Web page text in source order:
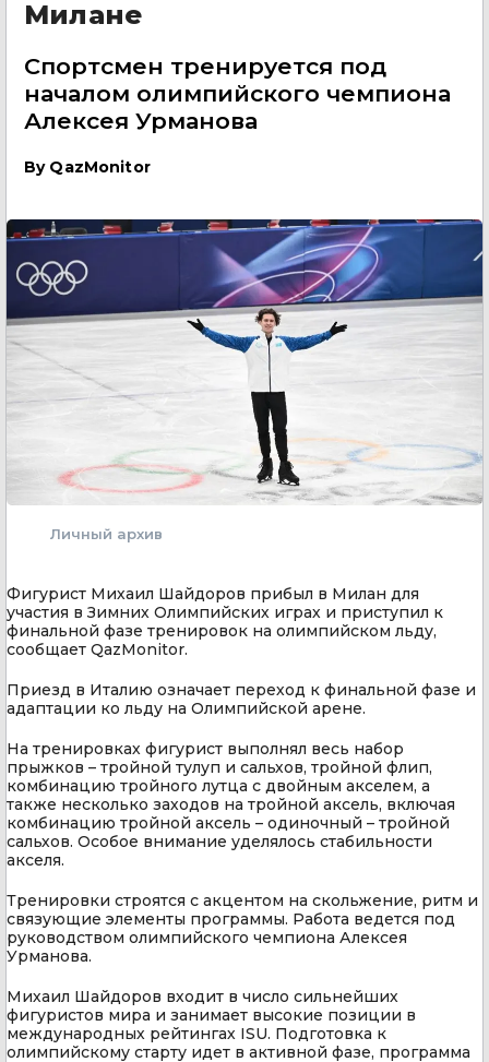
Милане
Спортсмен тренируется под
началом олимпийского чемпиона
Алексея Урманова
By QazMonitor
Личный архив
Фигурист Михаил Шайдоров прибыл в Милан для
участия в Зимних Олимпийских играх и приступил к
финальной фазе тренировок на олимпийском льду,
сообщает QazMonitor.
Приезд в Италию означает переход к финальной фазе и
адаптации ко льду на Олимпийской арене.
На тренировках фигурист выполнял весь набор
прыжков – тройной тулуп и сальхов, тройной флип,
комбинацию тройного лутца с двойным акселем, а
также несколько заходов на тройной аксель, включая
комбинацию тройной аксель – одиночный – тройной
сальхов. Особое внимание уделялось стабильности
акселя.
Тренировки строятся с акцентом на скольжение, ритм и
связующие элементы программы. Работа ведется под
руководством олимпийского чемпиона Алексея
Урманова.
Михаил Шайдоров входит в число сильнейших
фигуристов мира и занимает высокие позиции в
международных рейтингах ISU. Подготовка к
олимпийскому старту идет в активной фазе, программа